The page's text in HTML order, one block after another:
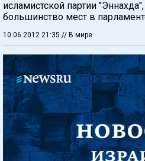
исламистской партии
большинство мест в
10.06.2012 21:35 // В мире